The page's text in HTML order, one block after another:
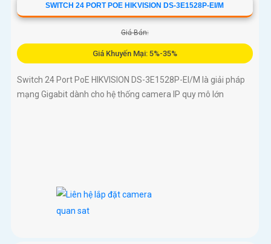
SWITCH 24 PORT POE HIKVISION DS-3E1528P-EI/M
Giá Bán:
Giá Khuyến Mại: 5%-35%
Switch 24 Port PoE HIKVISION DS-3E1528P-EI/M là giải pháp
mạng Gigabit dành cho hệ thống camera IP quy mô lớn